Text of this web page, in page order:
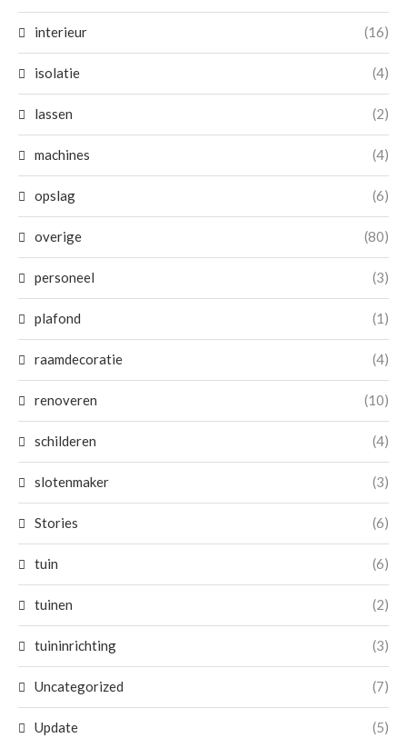
interieur (16)
isolatie (4)
lassen (2)
machines (4)
opslag (6)
overige (80)
personeel (3)
plafond (1)
raamdecoratie (4)
renoveren (10)
schilderen (4)
slotenmaker (3)
Stories (6)
tuin (6)
tuinen (2)
tuininrichting (3)
Uncategorized (7)
Update (5)